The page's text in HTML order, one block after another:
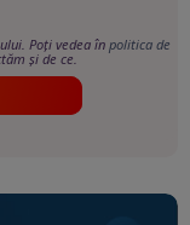
Poți vedea în politica de
și de ce.